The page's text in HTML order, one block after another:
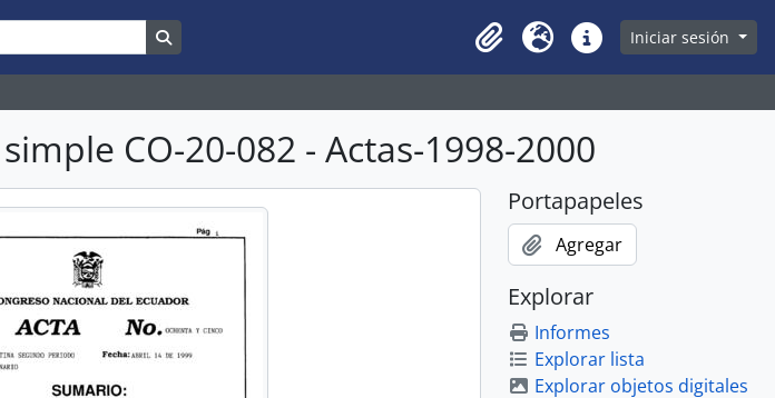
Clipboard
Idioma Enlaces rápidos
Iniciar sesión
CO-20-082 - Actas-1998-2000
Portapapeles
Agregar
Explorar
Informes
Explorar lista
Explorar objetos digitales